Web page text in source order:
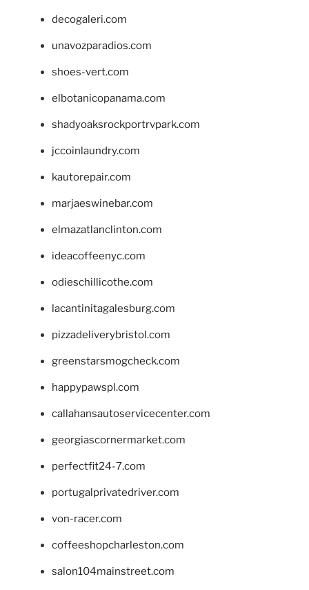
decogaleri.com
unavozparadios.com
shoes-vert.com
elbotanicopanama.com
shadyoaksrockportrvpark.com
jccoinlaundry.com
kautorepair.com
marjaeswinebar.com
elmazatlanclinton.com
ideacoffeenyc.com
odieschillicothe.com
lacantinitagalesburg.com
pizzadeliverybristol.com
greenstarsmogcheck.com
happypawspl.com
callahansautoservicecenter.com
georgiascornermarket.com
perfectfit24-7.com
portugalprivatedriver.com
von-racer.com
coffeeshopcharleston.com
salon104mainstreet.com